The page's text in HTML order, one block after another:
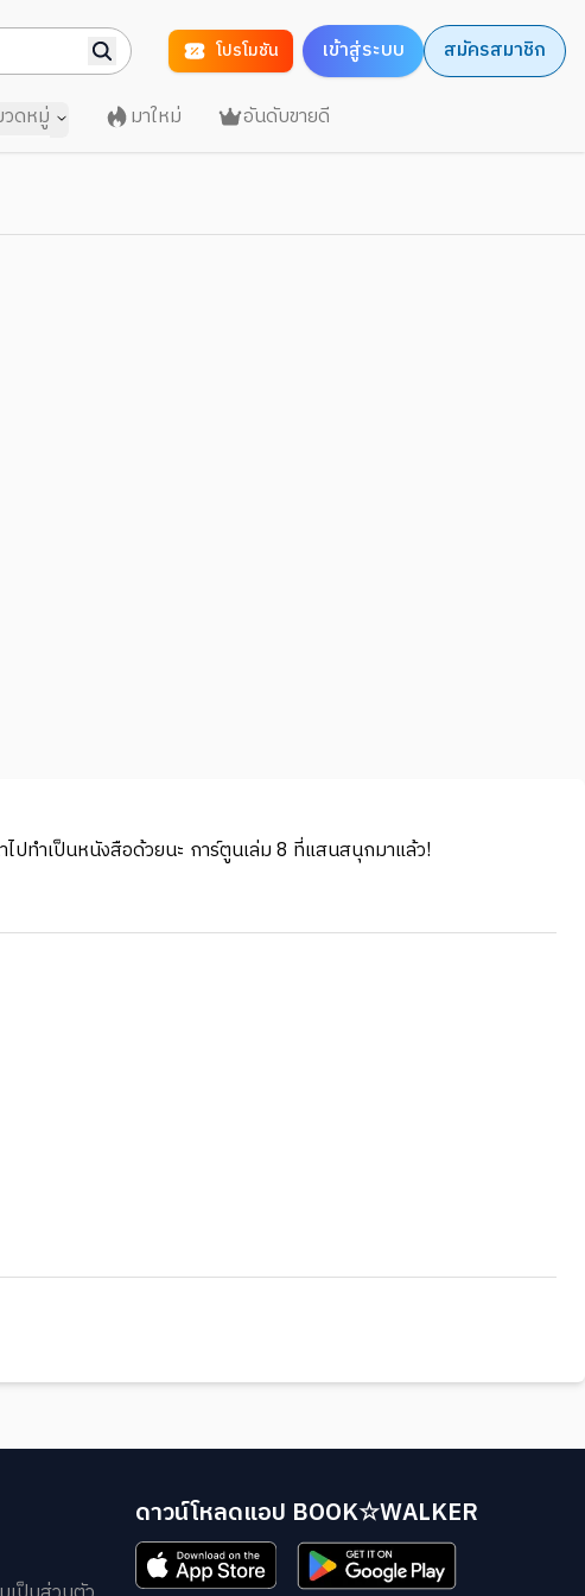
โปรโมชัน เข้าสู่ระบบ สมัครสมาชิก
ดหมู่ มาใหม่ อันดับขายดี
ปทำเป็นหนังสือด้วยนะ การ์ตูนเล่ม 8 ที่แสนสนุกมาแล้ว!
ดาวน์โหลดแอป BOOK☆WALKER